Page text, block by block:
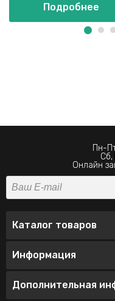
Подробнее
Пн-
Сб,
Онлайн
Каталог товаров
Информация
Дополнительная